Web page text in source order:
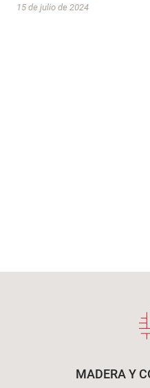
15 de julio de 2024
MADERA Y